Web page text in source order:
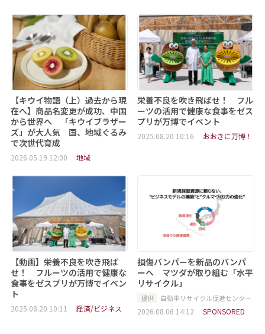
【キウイ物語（上）過去から現
在へ】商品名変更が成功、中国
から世界へ 「キウイブラザー
ズ」が大人気 国、地域ぐるみ
で次世代育成
2026.05.19 12:00 地域
栄養不良を吹き飛ばせ！ フル
ーツの活用で健康な食事をゼス
プリが万博でイベント
2025.08.20 10:16 おおきに万博！
【動画】栄養不良を吹き飛ば
せ！ フルーツの活用で健康な
食事をゼスプリが万博でイベン
ト
2025.08.20 10:11 経済/ビジネス
損傷バンパーを新品のバンパ
ーへ マツダが取り組む「水平
リサイクル」
提供 自動車リサイクル促進センター
2026.08.06 14:12 SPONSORED